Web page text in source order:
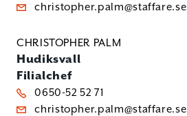
christopher.palm@staffare.se
CHRISTOPHER PALM
Hudiksvall
Filialchef
0650-52 52 71
christopher.palm@staffare.se